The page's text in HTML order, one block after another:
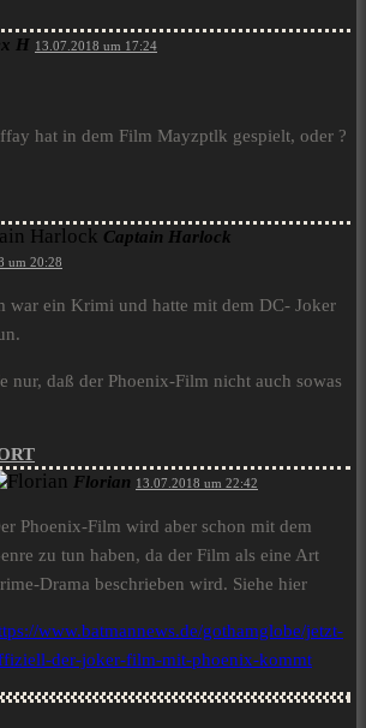
H 13.07.2018 um 17:24
hat in dem Film Mayzptlk gespielt, oder ?
Captain Harlock
um 20:28
war ein Krimi und hatte mit dem DC- Joker
nur, daß der Phoenix-Film nicht auch sowas
Florian 13.07.2018 um 22:42
Phoenix-Film wird aber schon mit dem
zu tun haben, da der Film als eine Art
Drama beschrieben wird. Siehe hier
www.batmannews.de/gothamglobe/jetzt-
der-joker-film-mit-phoenix-kommt